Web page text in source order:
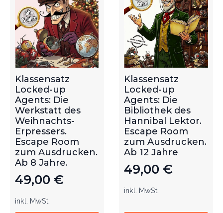
Klassensatz
Locked-up
Agents: Die
Werkstatt des
Weihnachts-
Erpressers.
Escape Room
zum Ausdrucken.
Ab 8 Jahre.
49,00 €
inkl. MwSt.
Klassensatz
Locked-up
Agents: Die
Bibliothek des
Hannibal Lektor.
Escape Room
zum Ausdrucken.
Ab 12 Jahre
49,00 €
inkl. MwSt.